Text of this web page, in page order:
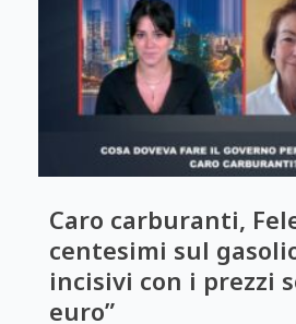
Caro carburanti,
centesimi sul
incisivi con i prezzi
euro”